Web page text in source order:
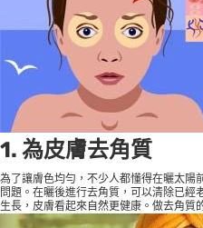
1. 為皮膚去角質
為了讓膚色均勻，不少人都懂得在曬太陽
問題。在曬後進行去角質，可以清除已經
生長，皮膚看起來自然更健康。做去角質